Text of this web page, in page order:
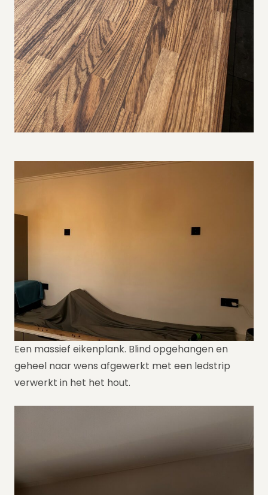
Een massief eikenplank. Blind opgehangen en
geheel naar wens afgewerkt met een ledstrip
verwerkt in het het hout.